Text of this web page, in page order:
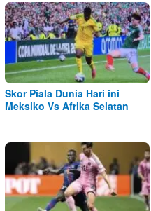
Skor Piala Dunia Hari ini
Meksiko Vs Afrika Selatan